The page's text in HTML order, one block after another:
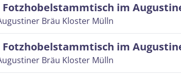
Fotzhobelstammtisch im
Bräu Kloster Mülln
Fotzhobelstammtisch im
Bräu Kloster Mülln